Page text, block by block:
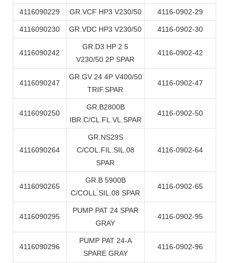
4116090229 GR.VCF HP3 V230/50 4116-0902-29
4116090230 GR.VDC HP3 V230/50 4116-0902-30
4116090242
GR.D3 HP 2 5
V230/50 2P SPAR
4116-0902-42
4116090247
GR.GV 24 4P V400/50
TRIF.SPAR
4116-0902-47
4116090250
GR.B2800B
IBR.C/CL.FL.VL.SPAR
4116-0902-50
4116090264
GR.NS29S
C/COL.FIL.SIL.08
SPAR
4116-0902-64
4116090265
GR.B 5900B
C/COLL.SIL.08 SPAR
4116-0902-65
4116090295
PUMP PAT 24 SPAR
GRAY
4116-0902-95
4116090296
PUMP PAT 24-A
SPARE GRAY
4116-0902-96